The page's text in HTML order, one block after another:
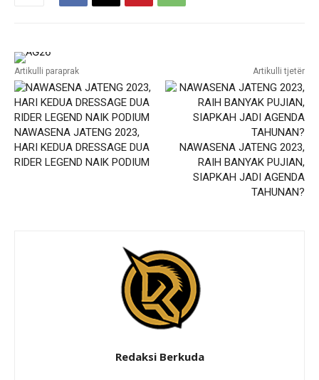
Artikulli paraprak
NAWASENA JATENG 2023,
HARI KEDUA DRESSAGE DUA
RIDER LEGEND NAIK PODIUM
Artikulli tjetër
NAWASENA JATENG 2023,
RAIH BANYAK PUJIAN,
SIAPKAH JADI AGENDA
TAHUNAN?
Redaksi Berkuda